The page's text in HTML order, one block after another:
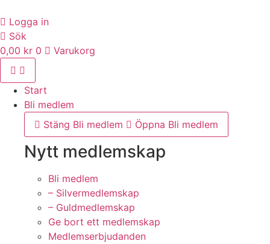
till
innehåll
Logga in
Sök
0,00 kr 0 Varukorg
Start
Bli medlem
Stäng Bli medlem
Öppna Bli medlem
Nytt medlemskap
Bli medlem
– Silvermedlemskap
– Guldmedlemskap
Ge bort ett medlemskap
Medlemserbjudanden